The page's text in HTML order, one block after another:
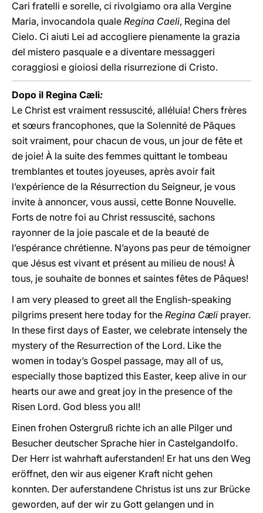
Cari fratelli e sorelle, ci rivolgiamo ora alla Vergine
Maria, invocandola quale Regina Caeli, Regina del
Cielo. Ci aiuti Lei ad accogliere pienamente la grazia
del mistero pasquale e a diventare messaggeri
coraggiosi e gioiosi della risurrezione di Cristo.
Dopo il Regina Cæli:
Le Christ est vraiment ressuscité, alléluia! Chers frères
et sœurs francophones, que la Solennité de Pâques
soit vraiment, pour chacun de vous, un jour de fête et
de joie! À la suite des femmes quittant le tombeau
tremblantes et toutes joyeuses, après avoir fait
l’expérience de la Résurrection du Seigneur, je vous
invite à annoncer, vous aussi, cette Bonne Nouvelle.
Forts de notre foi au Christ ressuscité, sachons
rayonner de la joie pascale et de la beauté de
l’espérance chrétienne. N’ayons pas peur de témoigner
que Jésus est vivant et présent au milieu de nous! À
tous, je souhaite de bonnes et saintes fêtes de Pâques!
I am very pleased to greet all the English-speaking
pilgrims present here today for the Regina Cæli prayer.
In these first days of Easter, we celebrate intensely the
mystery of the Resurrection of the Lord. Like the
women in today’s Gospel passage, may all of us,
especially those baptized this Easter, keep alive in our
hearts our awe and great joy in the presence of the
Risen Lord. God bless you all!
Einen frohen Ostergruß richte ich an alle Pilger und
Besucher deutscher Sprache hier in Castelgandolfo.
Der Herr ist wahrhaft auferstanden! Er hat uns den Weg
eröffnet, den wir aus eigener Kraft nicht gehen
konnten. Der auferstandene Christus ist uns zur Brücke
geworden, auf der wir zu Gott gelangen und in